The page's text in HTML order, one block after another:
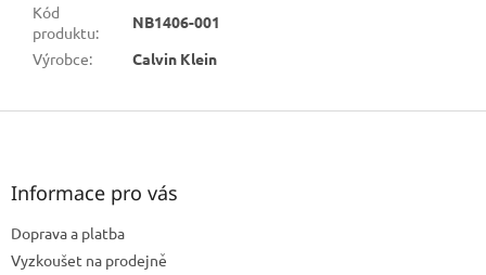
Kód
produktu:
NB1406-001
Výrobce: Calvin Klein
Z
Informace pro vás
Doprava a platba
Vyzkoušet na prodejně